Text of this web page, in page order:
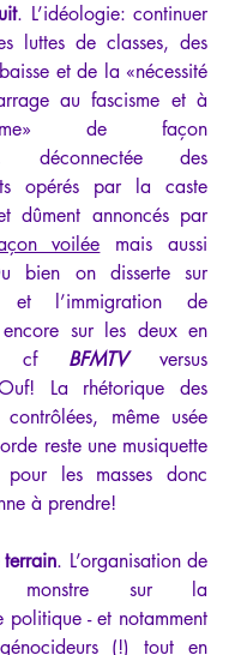
. L’idéologie: continuer
luttes de classes, des
et de la «nécessité
au fascisme et à
de façon
déconnectée des
opérés par la caste
dûment annoncés par
voilée mais aussi
bien on disserte sur
et l’immigration de
sur les deux en
cf BFMTV
La rhétorique des
même usée
reste une musiquette
pour les masses donc
à prendre!
. L’organisation de
monstre sur la
politique - et notamment
(!) tout en